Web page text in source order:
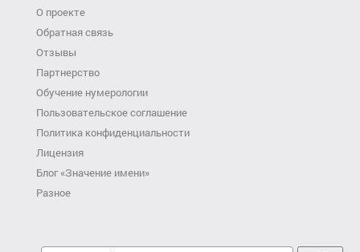
О проекте
Обратная связь
Отзывы
Партнерство
Обучение нумерологии
Пользовательское соглашение
Политика конфиденциальности
Лицензия
Блог «Значение имени»
Разное